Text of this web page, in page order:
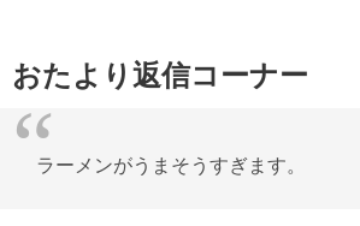
おたより返信コーナー
ラーメンがうまそうすぎます。